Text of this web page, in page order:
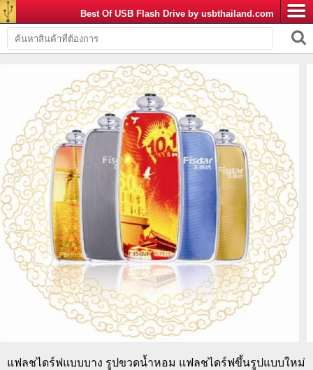
Best Of USB Flash Drive by usbthailand.com
แฟลชไดร์ฟแบบบาง รูปขวดน้ำหอม แฟลชไดร์ฟขึ้นรูปแบบใหม่